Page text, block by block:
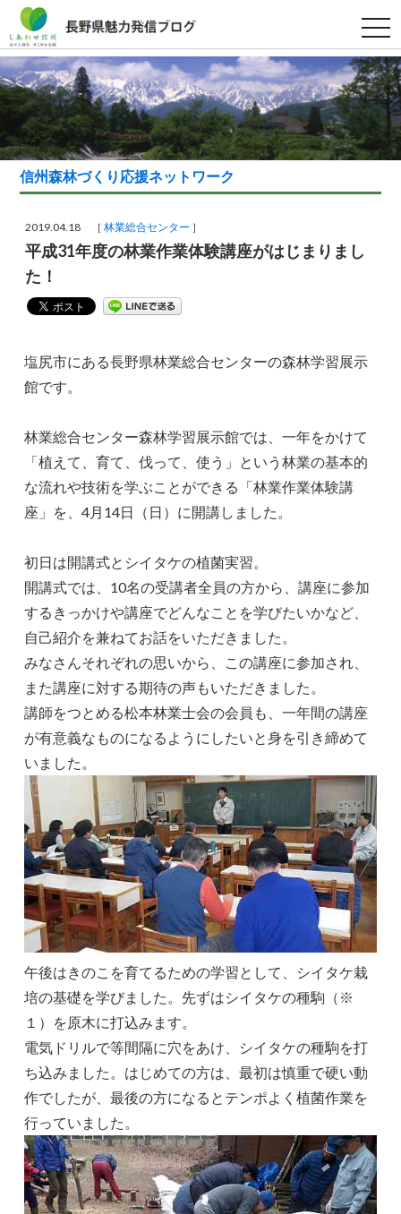
t
o
g
g
l
e
n
a
v
g
i
信州森林づくり応援ネットワーク
2019.04.18 ［林業総合センター ］
平成31年度の林業作業体験講座がはじまりまし
た！
塩尻市にある長野県林業総合センターの森林学習展示
館です。
林業総合センター森林学習展示館では、一年をかけて
「植えて、育て、伐って、使う」という林業の基本的
な流れや技術を学ぶことができる「林業作業体験講
座」を、4月14日（日）に開講しました。
初日は開講式とシイタケの植菌実習。
開講式では、10名の受講者全員の方から、講座に参加
するきっかけや講座でどんなことを学びたいかなど、
自己紹介を兼ねてお話をいただきました。
みなさんそれぞれの思いから、この講座に参加され、
また講座に対する期待の声もいただきました。
講師をつとめる松本林業士会の会員も、一年間の講座
が有意義なものになるようにしたいと身を引き締めて
いました。
午後はきのこを育てるための学習として、シイタケ栽
培の基礎を学びました。先ずはシイタケの種駒（※
１）を原木に打込みます。
電気ドリルで等間隔に穴をあけ、シイタケの種駒を打
ち込みました。はじめての方は、最初は慎重で硬い動
作でしたが、最後の方になるとテンポよく植菌作業を
行っていました。